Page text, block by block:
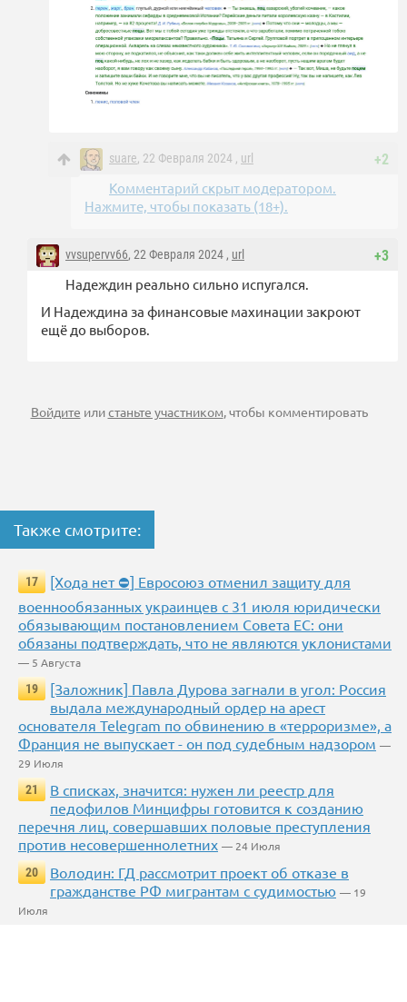
+2
suare, 22 Февраля 2024 , url
Комментарий скрыт модератором.
Нажмите, чтобы показать (18+).
+3
vvsupervv66, 22 Февраля 2024 , url
Надеждин реально сильно испугался.
И Надеждина за финансовые махинации закроют
ещё до выборов.
Войдите илистаньте участником, чтобы комментировать
Также смотрите:
17
[Хода нет ⛔] Евросоюз отменил защиту для
военнообязанных украинцев с 31 июля юридически
обязывающим постановлением Совета ЕС: они
обязаны подтверждать, что не являются уклонистами
— 5 Августа
19
[Заложник] Павла Дурова загнали в угол: Россия
выдала международный ордер на арест
основателя Telegram по обвинению в «терроризме», а
Франция не выпускает - он под судебным надзором —
29 Июля
21
В списках, значится: нужен ли реестр для
педофилов Минцифры готовится к созданию
перечня лиц, совершавших половые преступления
против несовершеннолетних — 24 Июля
20
Володин: ГД рассмотрит проект об отказе в
гражданстве РФ мигрантам с судимостью — 19
Июля